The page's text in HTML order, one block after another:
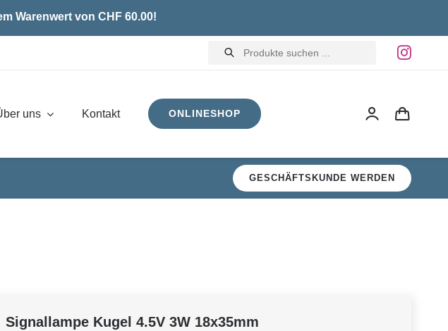
Warenwert von CHF 60.00!
Products
search
uns Kontakt ONLINESHOP
GESCHÄFTSKUNDE WERDEN
Signallampe Kugel 4.5V 3W 18x35mm